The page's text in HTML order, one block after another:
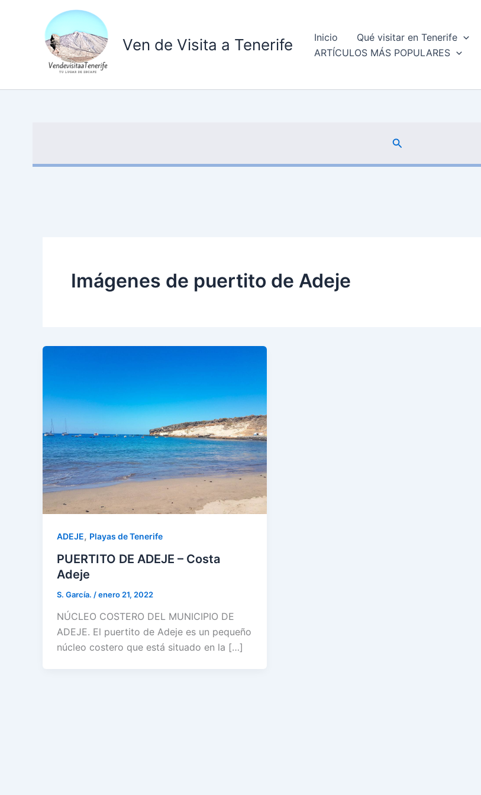
Ven de Visita a Tenerife Inicio Qué visitar en Tenerife
ARTÍCULOS MÁS POPULARES
Buscar
Imágenes de puertito de Adeje
ADEJE, Playas de Tenerife
PUERTITO DE ADEJE – Costa
Adeje
S. García. /enero 21, 2022
NÚCLEO COSTERO DEL MUNICIPIO DE
ADEJE. El puertito de Adeje es un pequeño
núcleo costero que está situado en la […]